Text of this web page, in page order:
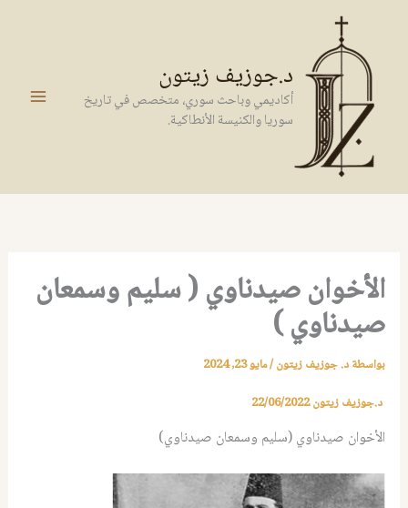
المحتوى
د.جوزيف زيتون
أكاديمي وباحث سوري، متخصص في تاريخ
سوريا والكنيسة الأنطاكية.
الأخوان صيدناوي ( سليم وسمعان
صيدناوي )
بواسطةد. جوزيف زيتون/مايو 23, 2024
د.جوزيف زيتون22/06/2022
الأخوان صيدناوي (سليم وسمعان صيدناوي)